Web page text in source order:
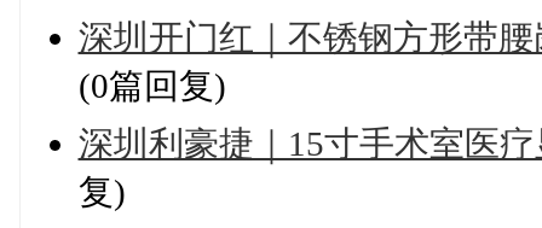
深圳开门红｜不锈钢方形带
(0篇回复)
深圳利豪捷｜15寸手术室医
复)